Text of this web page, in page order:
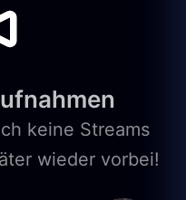
keine Streams
wieder vorbei!